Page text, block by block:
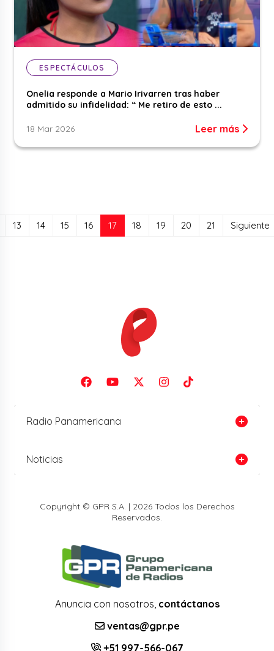
ESPECTÁCULOS
Onelia responde a Mario Irivarren tras haber
admitido su infidelidad: “ Me retiro de esto ...
18 Mar 2026 Leer más
13 14 15 16 17(current)
18 19 20 21 Siguiente
Radio Panamericana
Noticias
Copyright © GPR S.A. | 2026 Todos los Derechos
Reservados.
Anuncia con nosotros, contáctanos
ventas@gpr.pe
+51 997-566-067